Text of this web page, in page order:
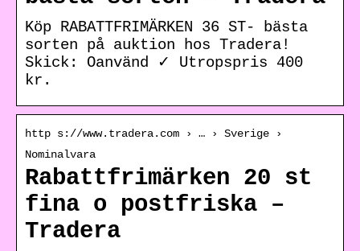
Köp RABATTFRIMÄRKEN 36 ST- bästa
sorten på auktion hos Tradera!
Skick: Oanvänd ✓ Utropspris 400
kr.
http s://www.tradera.com › … › Sverige ›
Nominalvara
Rabattfrimärken 20 st
fina o postfriska –
Tradera